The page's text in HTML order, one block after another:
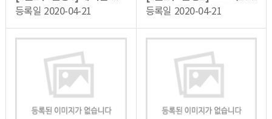
등록일 2020-04-21
등록일 2020-04-21